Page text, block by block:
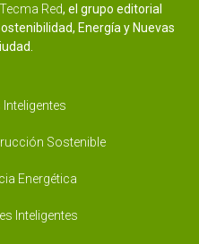
Red, el grupo editorial
Energía y Nuevas
Sostenible
Energética
Inteligentes